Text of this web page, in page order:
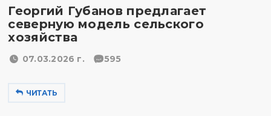
Георгий Губанов предлагает
северную модель сельского
хозяйства
07.03.2026 г. 595
ЧИТАТЬ